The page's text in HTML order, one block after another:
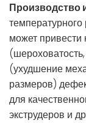
Производство
может привести
(ухудшение
размеров)
для
экструдеров и